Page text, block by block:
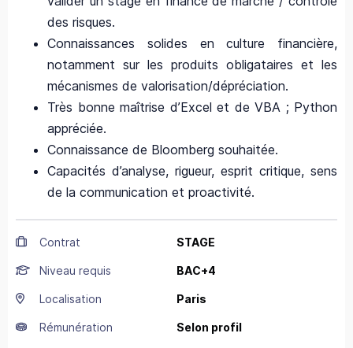
des risques.
Connaissances solides en culture financière,
notamment sur les produits obligataires et les
mécanismes de valorisation/dépréciation.
Très bonne maîtrise d’Excel et de VBA ; Python
appréciée.
Connaissance de Bloomberg souhaitée.
Capacités d’analyse, rigueur, esprit critique, sens
de la communication et proactivité.
Contrat STAGE
Niveau requis BAC+4
Localisation Paris
Rémunération Selon profil